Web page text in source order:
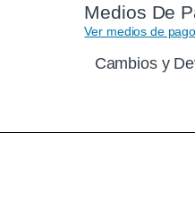
Medios De
Ver medios de pago
Cambios y